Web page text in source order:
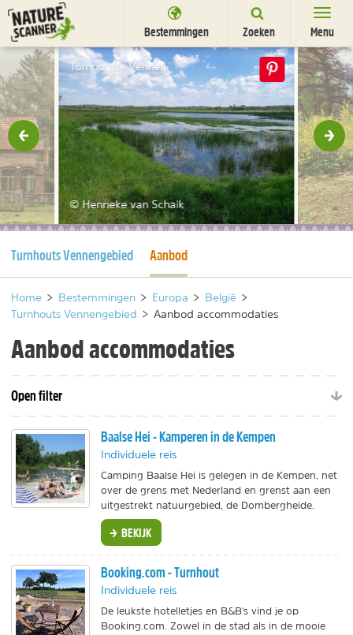
Ga
naar
content
Bestemmingen Zoeken Menu
Bestemmingen
Overnachten
Activiteiten
Natuurparken
Dieren
Nieuwsbrief Uitgelicht
Turnhoutse Vennen
© Henneke van Schaik
Huidige pagina
Turnhouts Vennengebied Huidige pagina
Aanbod
Home > Bestemmingen > Europa > België >
Turnhouts Vennengebied
> Aanbod accommodaties
Aanbod accommodaties
Open filter
Baalse Hei - Kamperen in de Kempen
Individuele reis
Camping Baalse Hei is gelegen in de Kempen, net
over de grens met Nederland en grenst aan een
uitgestrekt natuurgebied, de Dombergheide.
BEKIJK
Booking.com - Turnhout
Individuele reis
De leukste hotelletjes en B&B's vind je op
Booking.com. Zowel in de stad als in de mooie